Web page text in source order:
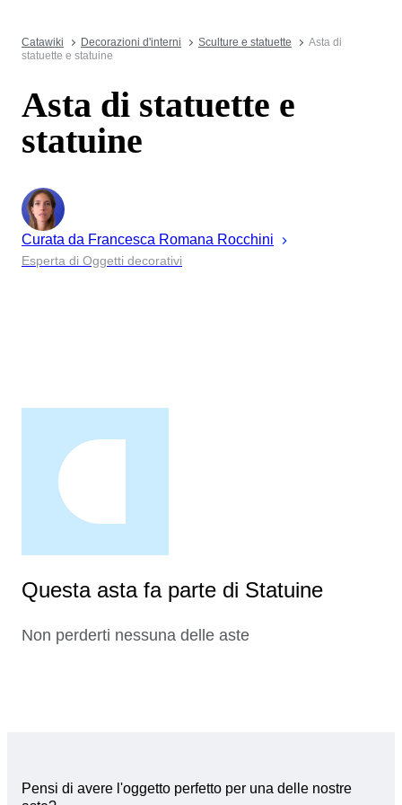
Catawiki Decorazioni d'interni Sculture e statuette
Asta di
statuette e statuine
Asta di statuette e
statuine
Curata da Francesca Romana Rocchini
Esperta di Oggetti decorativi
Questa asta fa parte di Statuine
Non perderti nessuna delle aste
Pensi di avere l'oggetto perfetto per una delle nostre